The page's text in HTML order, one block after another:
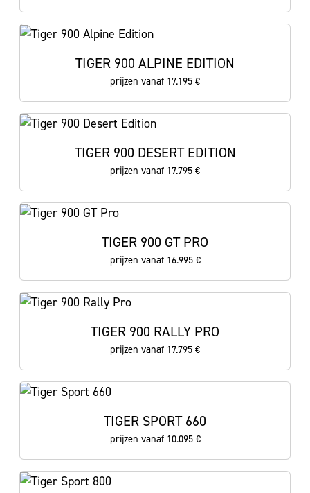
TIGER 900 ALPINE EDITION
prijzen vanaf 17.195 €
TIGER 900 DESERT EDITION
prijzen vanaf 17.795 €
TIGER 900 GT PRO
prijzen vanaf 16.995 €
TIGER 900 RALLY PRO
prijzen vanaf 17.795 €
TIGER SPORT 660
prijzen vanaf 10.095 €